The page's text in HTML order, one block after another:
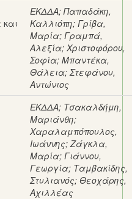
και
ΕΚΔΔΑ;Παπαδάκη,
Καλλιόπη; Γρίβα,
Μαρία; Γραμπά,
Αλεξία; Χριστοφόρου,
Σοφία; Μπαντέκα,
Θάλεια;Στεφάνου,
Αντώνιος
ΕΚΔΔΑ; Τσακαλδήμη,
Μαριάνθη;
Χαραλαμπόπουλος,
Ιωάννης;Ζάγκλα,
Μαρία; Γιάννου,
Γεωργία; Ταμβακίδης,
Στυλιανός; Θεοχάρης,
Αχιλλέας